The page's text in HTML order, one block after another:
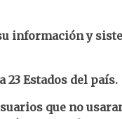
información y
23 Estados del país.
que no